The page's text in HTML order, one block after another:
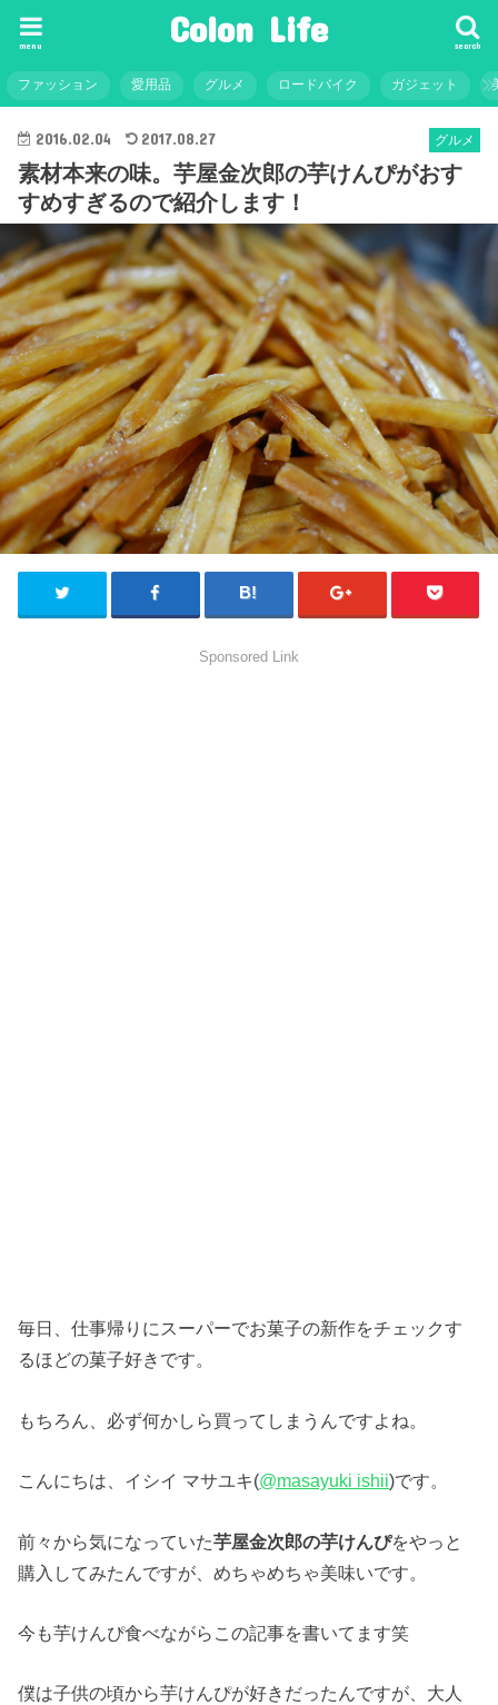
Colon Life search
menu
ファッション 愛用品 グルメ ロードバイク ガジェット
グルメ
2016.02.04 2017.08.27
素材本来の味。芋屋金次郎の芋けんぴがおす
すめすぎるので紹介します！
Sponsored Link
毎日、仕事帰りにスーパーでお菓子の新作をチェックす
るほどの菓子好きです。
もちろん、必ず何かしら買ってしまうんですよね。
こんにちは、イシイ マサユキ(@masayuki ishii)です。
前々から気になっていた芋屋金次郎の芋けんぴをやっと
購入してみたんですが、めちゃめちゃ美味いです。
今も芋けんぴ食べながらこの記事を書いてます笑
僕は子供の頃から芋けんぴが好きだったんですが、大人